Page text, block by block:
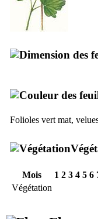
Folioles vert mat,
Mois 1 2 3 4 5 6
Végétation